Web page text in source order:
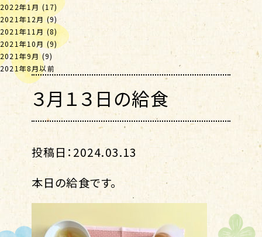
2022年1月 (17)
2021年12月(9)
2021年11月 (8)
2021年10月 (9)
2021年9月 (9)
2021年8月以前
３月１３日の給食
投稿日：2024.03.13
本日の給食です。